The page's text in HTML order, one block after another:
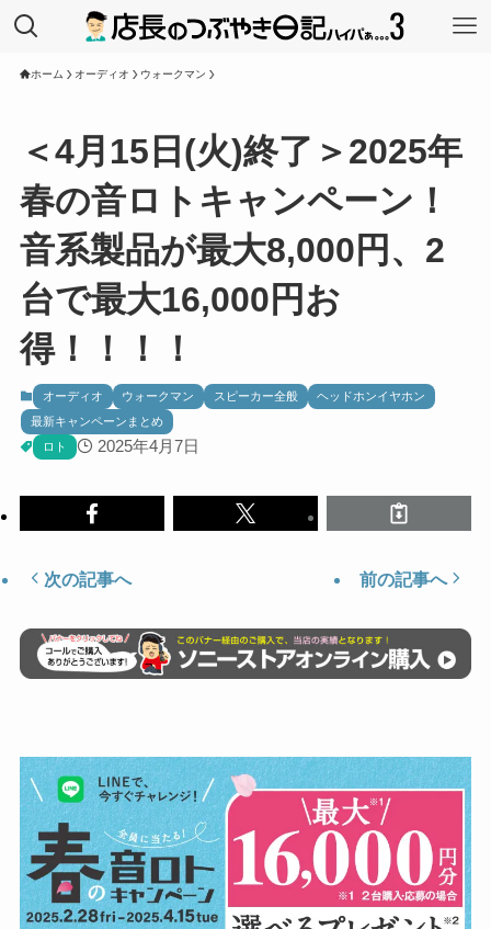
ホーム オーディオ ウォークマン
＜4月15日(火)終了＞2025年
春の音ロトキャンペーン！
音系製品が最大8,000円、2
台で最大16,000円お
得！！！！
オーディオ ウォークマン スピーカー全般
ヘッドホンイヤホン
最新キャンペーンまとめ
ロト
2025年4月7日
次の記事へ 前の記事へ